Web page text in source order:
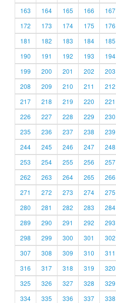
163
164 165 166 167
172
173 174 175 176
181
182 183 184 185
190
191 192 193 194
199
200 201 202 203
208
209 210 211 212
217
218 219 220 221
226
227 228 229 230
235
236 237 238 239
244
245 246 247 248
253
254 255 256 257
262
263 264 265 266
271
272 273 274 275
280
281 282 283 284
289
290 291 292 293
298
299 300 301 302
307
308 309 310 311
316
317 318 319 320
325
326 327 328 329
334
335 336 337 338